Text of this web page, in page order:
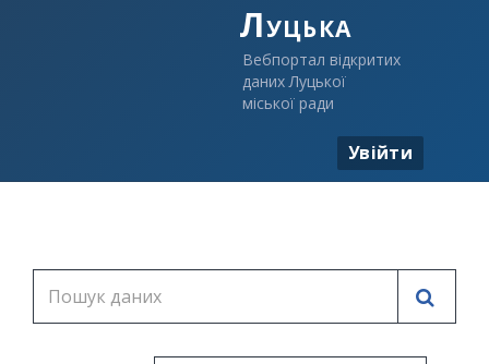
Луцька
Вебпортал відкритих
даних Луцької
міської ради
Увійти